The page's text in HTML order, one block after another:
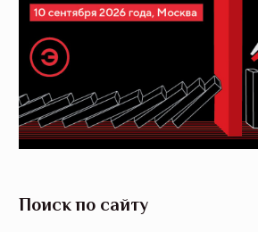
Поиск по сайту